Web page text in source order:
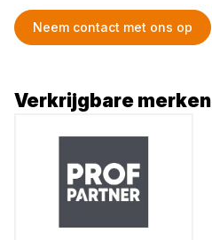
Neem contact met ons op
Verkrijgbare merken